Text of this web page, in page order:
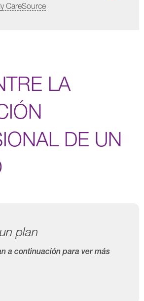
CareSource
LA
DE UN
plan
a continuación para ver más